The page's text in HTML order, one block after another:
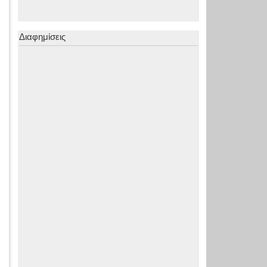
Διαφημίσεις